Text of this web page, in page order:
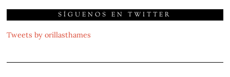
SÍGUENOS EN TWITTER
Tweets by orillasthames